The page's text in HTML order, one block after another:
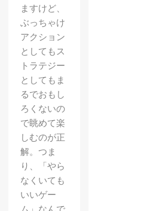
ますけど、
ぶっちゃけ
アクション
としてもス
トラテジー
としてもま
るでおもし
ろくないの
で眺めて楽
しむのが正
解。つま
り、「やら
なくいても
いいゲー